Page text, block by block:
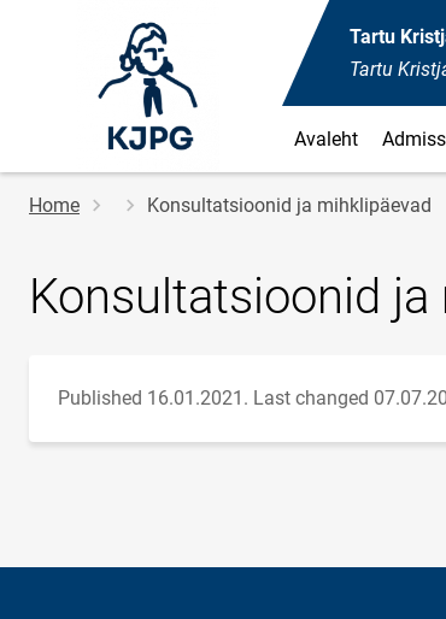
Tartu
Tartu
Avaleht
Breadcrumb
Home Konsultatsioonid ja mihklipäevad
Konsultatsioonid ja
Published 16.01.2021. Last changed